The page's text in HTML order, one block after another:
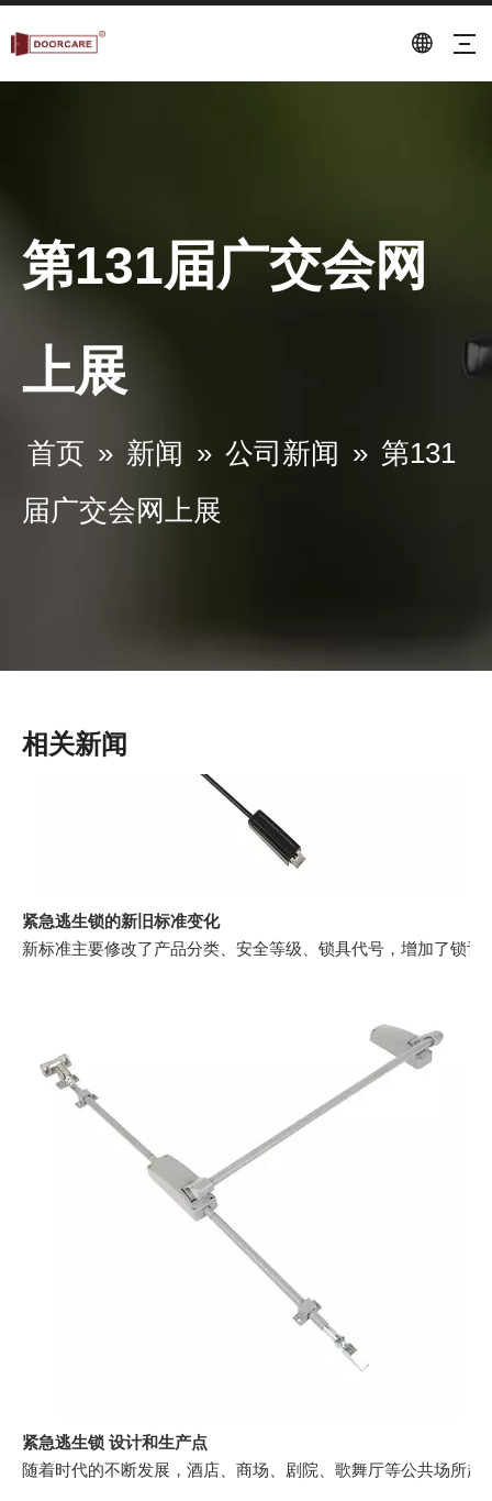
第131届广交会网
上展
首页 » 新闻 » 公司新闻 » 第131
届广交会网上展
相关新闻
第131届广交会4月24日圆满闭幕
紧急逃生锁的新旧标准变化
新标准主要修改了产品分类、安全等级、锁具代号，增加了锁
紧急逃生锁 设计和生产点
随着时代的不断发展，酒店、商场、剧院、歌舞厅等公共场所